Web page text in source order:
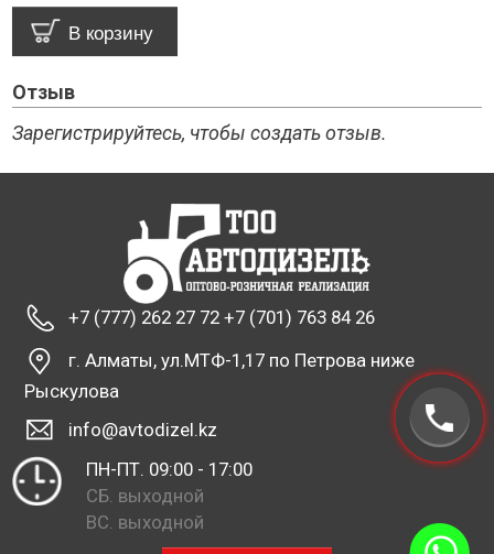
Отзыв
Зарегистрируйтесь, чтобы создать отзыв.
+7 (777) 262 27 72 +7 (701) 763 84 26
г. Алматы, ул.МТФ-1,17 по Петрова ниже
Рыскулова
info@avtodizel.kz
ПН-ПТ. 09:00 - 17:00
СБ. выходной
ВС. выходной